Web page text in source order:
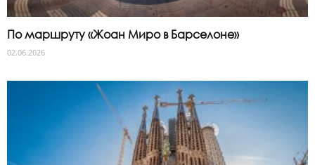
По маршруту «Жоан Миро в Барселоне»
02.06.2026